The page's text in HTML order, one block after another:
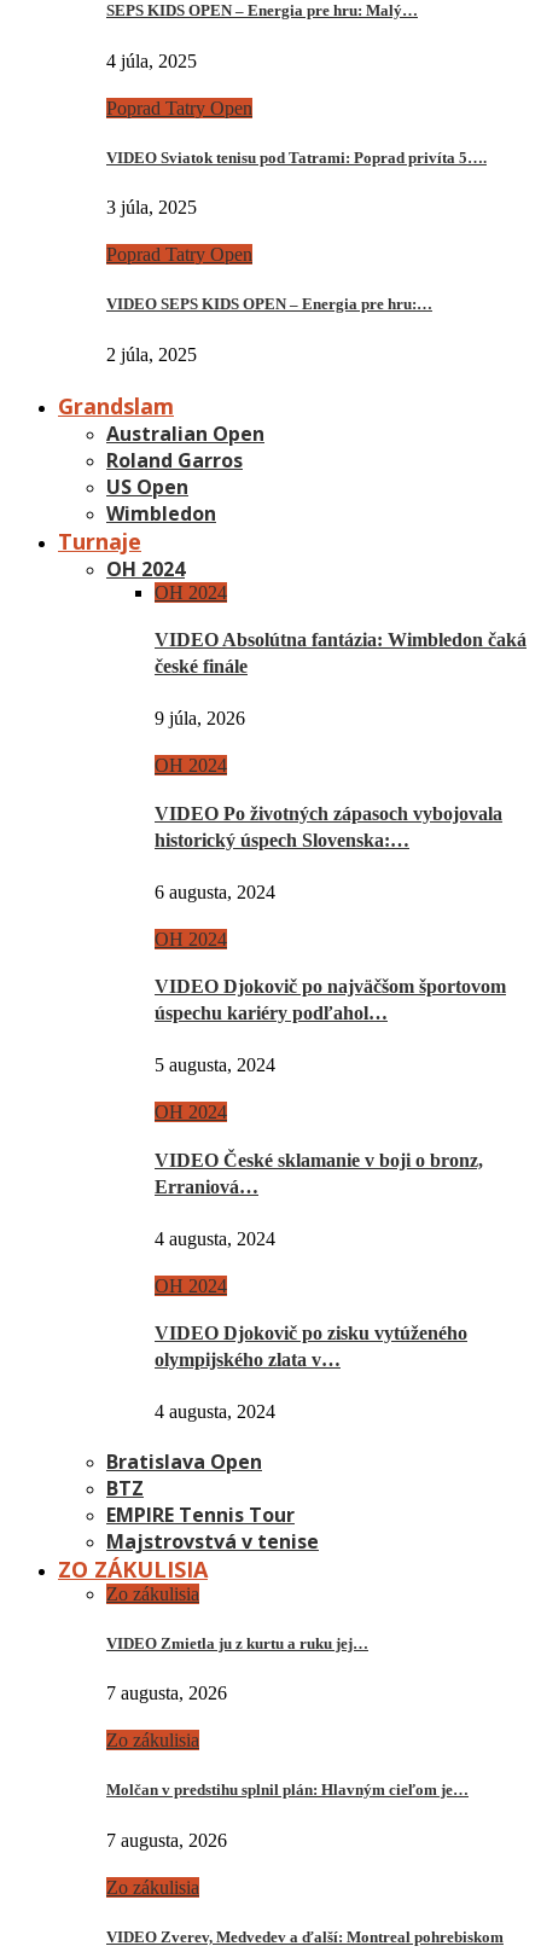
SEPS KIDS OPEN – Energia pre hru: Malý…
4 júla, 2025
Poprad Tatry Open
VIDEO Sviatok tenisu pod Tatrami: Poprad privíta 5….
3 júla, 2025
Poprad Tatry Open
VIDEO SEPS KIDS OPEN – Energia pre hru:…
2 júla, 2025
Grandslam
Australian Open
Roland Garros
US Open
Wimbledon
Turnaje
OH 2024
OH 2024
VIDEO Absolútna fantázia: Wimbledon čaká
české finále
9 júla, 2026
OH 2024
VIDEO Po životných zápasoch vybojovala
historický úspech Slovenska:…
6 augusta, 2024
OH 2024
VIDEO Djokovič po najväčšom športovom
úspechu kariéry podľahol…
5 augusta, 2024
OH 2024
VIDEO České sklamanie v boji o bronz,
Erraniová…
4 augusta, 2024
OH 2024
VIDEO Djokovič po zisku vytúženého
olympijského zlata v…
4 augusta, 2024
Bratislava Open
BTZ
EMPIRE Tennis Tour
Majstrovstvá v tenise
ZO ZÁKULISIA
Zo zákulisia
VIDEO Zmietla ju z kurtu a ruku jej…
7 augusta, 2026
Zo zákulisia
Molčan v predstihu splnil plán: Hlavným cieľom je…
7 augusta, 2026
Zo zákulisia
VIDEO Zverev, Medvedev a ďalší: Montreal pohrebiskom